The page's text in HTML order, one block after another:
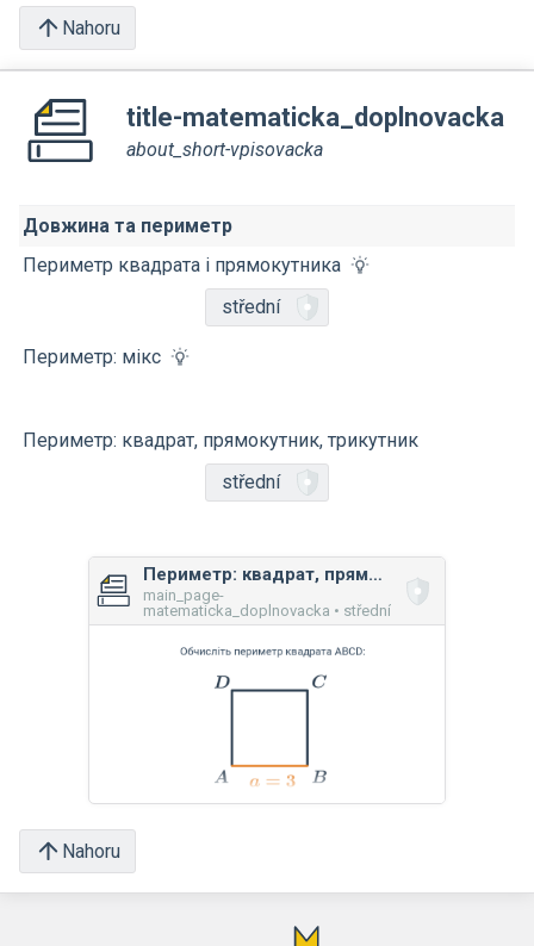
Nahoru
title-matematicka_doplnovacka
about_short-vpisovacka
Довжина та периметр
Периметр квадрата і прямокутника
střední
Периметр: мікс
Периметр: квадрат, прямокутник, трикутник
střední
Периметр: квадрат, прямокутник, трикутник
main_page-
matematicka_doplnovacka • střední
Nahoru